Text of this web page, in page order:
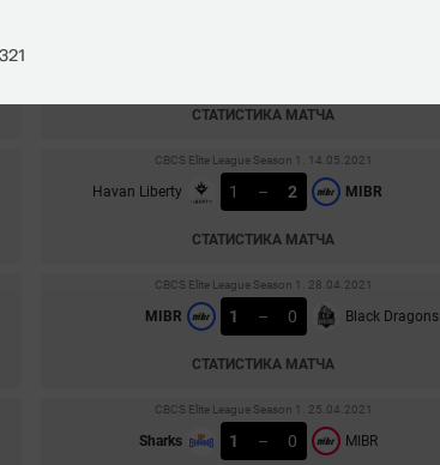
СТАТИСТИКА МАТЧА
CBCS Elite League Season 1. 14.05.2021
Havan Liberty 1 – 2 MIBR
СТАТИСТИКА МАТЧА
CBCS Elite League Season 1. 28.04.2021
MIBR 1 – 0 Black Dragons
СТАТИСТИКА МАТЧА
CBCS Elite League Season 1. 25.04.2021
Sharks 1 – 0 MIBR